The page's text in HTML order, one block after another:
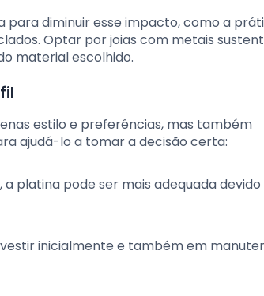
para diminuir esse impacto, como a
Optar por joias com metais
material escolhido.
estilo e preferências, mas também
ajudá-lo a tomar a decisão certa:
platina pode ser mais adequada devido
inicialmente e também em